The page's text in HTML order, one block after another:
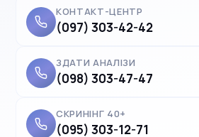
КОНТАКТ-ЦЕНТР
(097) 303-42-42
ЗДАТИ АНАЛІЗИ
(098) 303-47-47
СКРИНІНГ 40+
(095) 303-12-71